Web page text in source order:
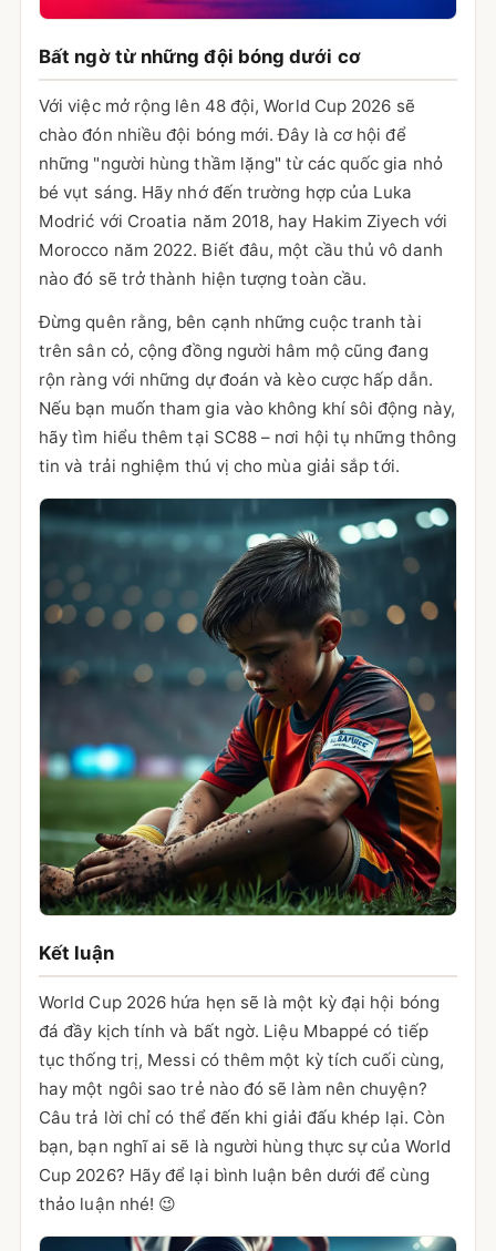
Bất ngờ từ những đội bóng dưới cơ
Với việc mở rộng lên 48 đội, World Cup 2026 sẽ
chào đón nhiều đội bóng mới. Đây là cơ hội để
những "người hùng thầm lặng" từ các quốc gia nhỏ
bé vụt sáng. Hãy nhớ đến trường hợp của Luka
Modrić với Croatia năm 2018, hay Hakim Ziyech với
Morocco năm 2022. Biết đâu, một cầu thủ vô danh
nào đó sẽ trở thành hiện tượng toàn cầu.
Đừng quên rằng, bên cạnh những cuộc tranh tài
trên sân cỏ, cộng đồng người hâm mộ cũng đang
rộn ràng với những dự đoán và kèo cược hấp dẫn.
Nếu bạn muốn tham gia vào không khí sôi động này,
hãy tìm hiểu thêm tại SC88 – nơi hội tụ những thông
tin và trải nghiệm thú vị cho mùa giải sắp tới.
Kết luận
World Cup 2026 hứa hẹn sẽ là một kỳ đại hội bóng
đá đầy kịch tính và bất ngờ. Liệu Mbappé có tiếp
tục thống trị, Messi có thêm một kỳ tích cuối cùng,
hay một ngôi sao trẻ nào đó sẽ làm nên chuyện?
Câu trả lời chỉ có thể đến khi giải đấu khép lại. Còn
bạn, bạn nghĩ ai sẽ là người hùng thực sự của World
Cup 2026? Hãy để lại bình luận bên dưới để cùng
thảo luận nhé! 😉